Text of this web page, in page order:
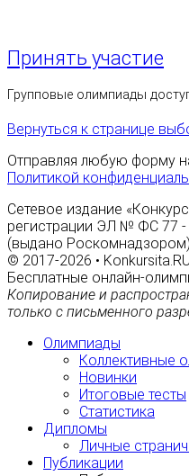
Принять участие
Групповые олимпиады
Вернуться к странице
Отправляя любую форму
Политикой
Сетевое издание
регистрации ЭЛ № ФС 77 -
(выдано
© 2017-2026 •
Бесплатные онлайн-
Копирование и
только с письменного
Олимпиады
Коллективные
Новинки
Итоговые тесты
Статистика
Дипломы
Личные
Публикации